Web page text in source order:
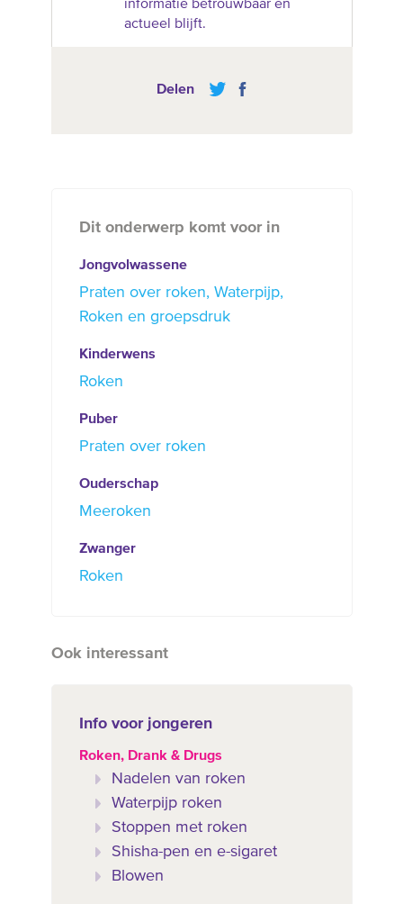
informatie betrouwbaar en
actueel blijft.
Delen
Dit onderwerp komt voor in
Jongvolwassene
Praten over roken Waterpijp
Roken en groepsdruk
Kinderwens
Roken
Puber
Praten over roken
Ouderschap
Meeroken
Zwanger
Roken
Ook interessant
Info voor jongeren
Roken, Drank & Drugs
Nadelen van roken
Waterpijp roken
Stoppen met roken
Shisha-pen en e-sigaret
Blowen